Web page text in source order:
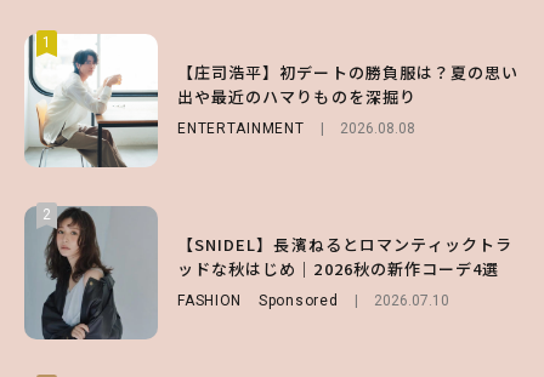
1
【庄司浩平】初デートの勝負服は？夏の思い
出や最近のハマりものを深掘り
ENTERTAINMENT 2026.08.08
2
【SNIDEL】長濱ねるとロマンティックトラ
ッドな秋はじめ｜2026秋の新作コーデ4選
FASHION Sponsored 2026.07.10
1
【大原優乃】夏メイクはプレイフルに！ドキ
ッとしちゃう色っぽ“うるみ目”のつくり方
BEAUTY 2026.08.01
2
【森香澄】理想のスタイルはどう作る？体型
キープの秘訣や夏の過ごし方など独占インタ
ビュー！
ENTERTAINMENT 2026.07.31
1
【SNIDEL】長濱ねるとロマンティックトラ
ッドな秋はじめ｜2026秋の新作コーデ4選
FASHION Sponsored 2026.07.10
2
【付録】総柄ハローキティが可愛すぎ♡ 紀
ノ国屋コラボの“優秀保冷バッグ”は夏の強
い味方！【オトナミューズ9月号増刊】